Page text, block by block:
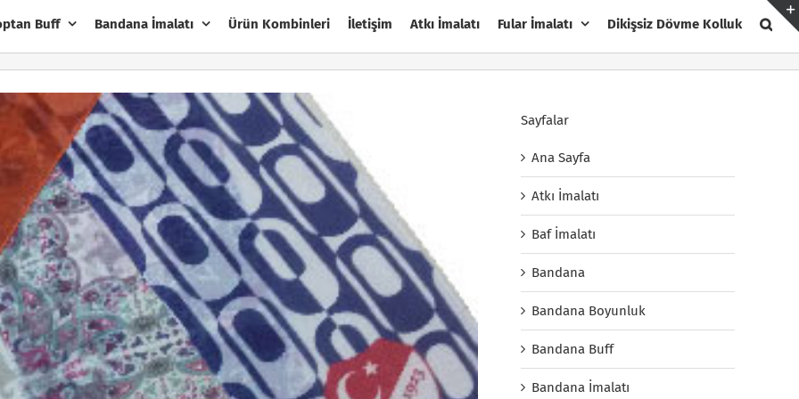
Buff Bandana İmalatı Ürün Kombinleri İletişim Atkı İmalatı Fular İmalatı Dikişsiz Dövme Kolluk
Sayfalar
Ana Sayfa
Atkı İmalatı
Baf İmalatı
Bandana
Bandana Boyunluk
Bandana Buff
Bandana İmalatı